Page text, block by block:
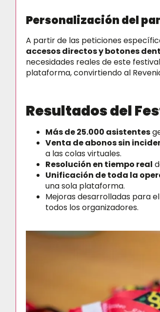
Personalización del
A partir de las peticiones
accesos directos y botones
necesidades reales de este
plataforma, convirtiendo al
Resultados del
Más de 25.000 asistentes
Venta de abonos sin
a las colas virtuales.
Resolución en tiempo real
Unificación de toda la
una sola plataforma.
Mejoras desarrolladas para
todos los organizadores.